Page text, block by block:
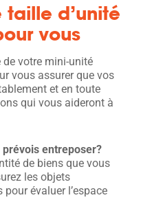
d’unité
vous
votre mini-unité
vous assurer que vos
et en toute
qui vous aideront à
entreposer?
de biens que vous
les objets
évaluer l’espace